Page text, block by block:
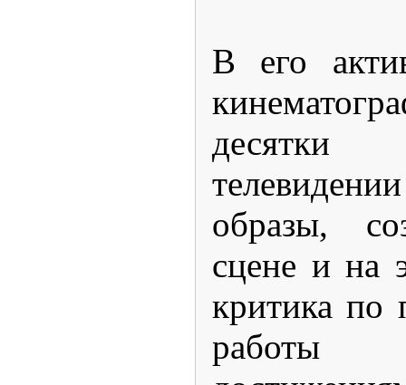
В его
образы,
сцене и на
критика по